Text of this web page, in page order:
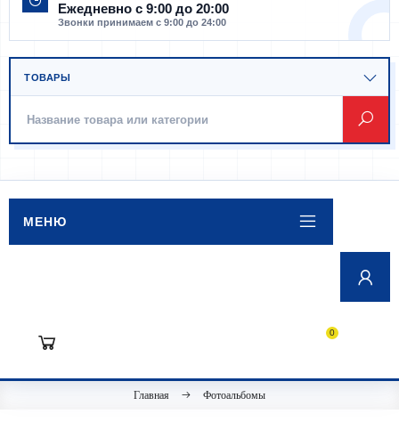
Ежедневно с 9:00 до 20:00
Звонки принимаем с 9:00 до 24:00
МЕНЮ
0
Главная Фотоальбомы